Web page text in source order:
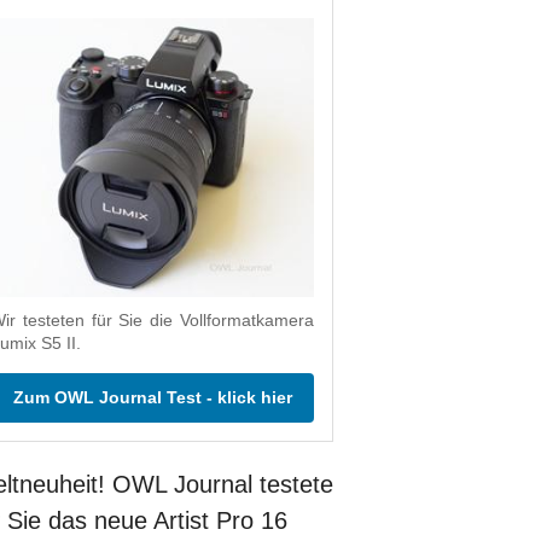
testeten für Sie die Vollformatkamera
S5 II.
Zum OWL Journal Test - klick hier
OWL Journal testete
Sie das neue Artist Pro 16